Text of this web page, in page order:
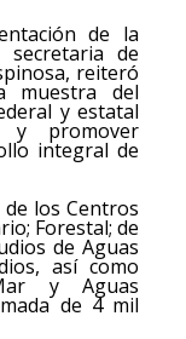
de la
secretaria de
reiteró
muestra del
y estatal
y promover
integral de
los Centros
Forestal; de
de Aguas
así como
y Aguas
de 4 mil